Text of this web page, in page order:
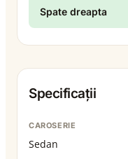
Spate dreapta
Specificații
CAROSERIE
Sedan